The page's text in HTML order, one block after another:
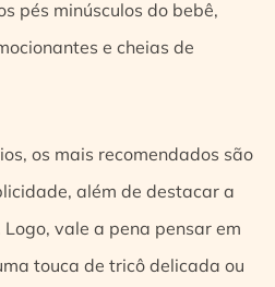
pés minúsculos do bebê,
e cheias de
os mais recomendados são
além de destacar a
vale a pena pensar em
touca de tricô delicada ou